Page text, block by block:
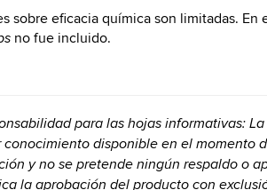
sobre eficacia química son limitadas.
no fue incluido.
para las hojas informativas:
disponible en el momento
y no se pretende ningún respaldo o
la aprobación del producto con